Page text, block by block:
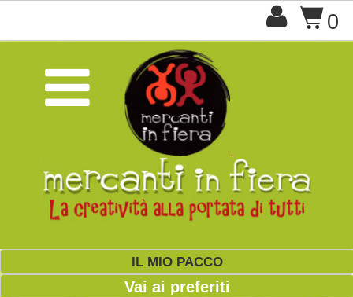
$0


IL MIO PACCO
Vai ai preferiti